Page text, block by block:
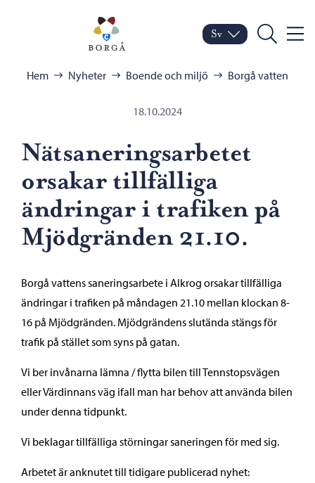
Porvoo – Gå till
Byt språk
Nuvarande språk:
Sv
Sök Meny
Bläddra:
Hem Nyheter Boende och miljö Borgå vatten
18.10.2024
Nätsaneringsarbetet
orsakar tillfälliga
ändringar i trafiken på
Mjödgränden 21.10.
Borgå vattens saneringsarbete i Alkrog orsakar tillfälliga
ändringar i trafiken på måndagen 21.10 mellan klockan 8-
16 på Mjödgränden. Mjödgrändens slutända stängs för
trafik på stället som syns på gatan.
Vi ber invånarna lämna / flytta bilen till Tennstopsvägen
eller Värdinnans väg ifall man har behov att använda bilen
under denna tidpunkt.
Vi beklagar tillfälliga störningar saneringen för med sig.
Arbetet är anknutet till tidigare publicerad nyhet: